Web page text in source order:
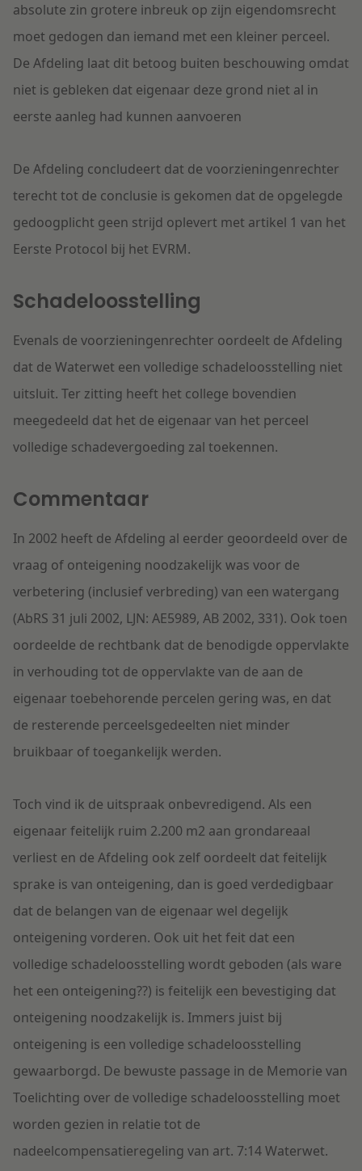
absolute zin grotere inbreuk op zijn eigendomsrecht
moet gedogen dan iemand met een kleiner perceel.
De Afdeling laat dit betoog buiten beschouwing omdat
niet is gebleken dat eigenaar deze grond niet al in
eerste aanleg had kunnen aanvoeren
De Afdeling concludeert dat de voorzieningenrechter
terecht tot de conclusie is gekomen dat de opgelegde
gedoogplicht geen strijd oplevert met artikel 1 van het
Eerste Protocol bij het EVRM.
Schadeloosstelling
Evenals de voorzieningenrechter oordeelt de Afdeling
dat de Waterwet een volledige schadeloosstelling niet
uitsluit. Ter zitting heeft het college bovendien
meegedeeld dat het de eigenaar van het perceel
volledige schadevergoeding zal toekennen.
Commentaar
In 2002 heeft de Afdeling al eerder geoordeeld over de
vraag of onteigening noodzakelijk was voor de
verbetering (inclusief verbreding) van een watergang
(AbRS 31 juli 2002, LJN: AE5989, AB 2002, 331). Ook toen
oordeelde de rechtbank dat de benodigde oppervlakte
in verhouding tot de oppervlakte van de aan de
eigenaar toebehorende percelen gering was, en dat
de resterende perceelsgedeelten niet minder
bruikbaar of toegankelijk werden.
Toch vind ik de uitspraak onbevredigend. Als een
eigenaar feitelijk ruim 2.200 m2 aan grondareaal
verliest en de Afdeling ook zelf oordeelt dat feitelijk
sprake is van onteigening, dan is goed verdedigbaar
dat de belangen van de eigenaar wel degelijk
onteigening vorderen. Ook uit het feit dat een
volledige schadeloosstelling wordt geboden (als ware
het een onteigening??) is feitelijk een bevestiging dat
onteigening noodzakelijk is. Immers juist bij
onteigening is een volledige schadeloosstelling
gewaarborgd. De bewuste passage in de Memorie van
Toelichting over de volledige schadeloosstelling moet
worden gezien in relatie tot de
nadeelcompensatieregeling van art. 7:14 Waterwet.